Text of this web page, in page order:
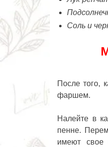
Соль и
После того,
фаршем.
Налейте в
пенне.
имеют свое